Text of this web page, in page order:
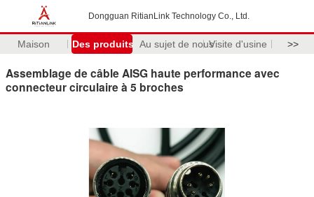
Dongguan RitianLink Technology Co., Ltd.
Maison Des produits Au sujet de nousVisite d'usine >>
Assemblage de câble AISG haute performance avec
connecteur circulaire à 5 broches